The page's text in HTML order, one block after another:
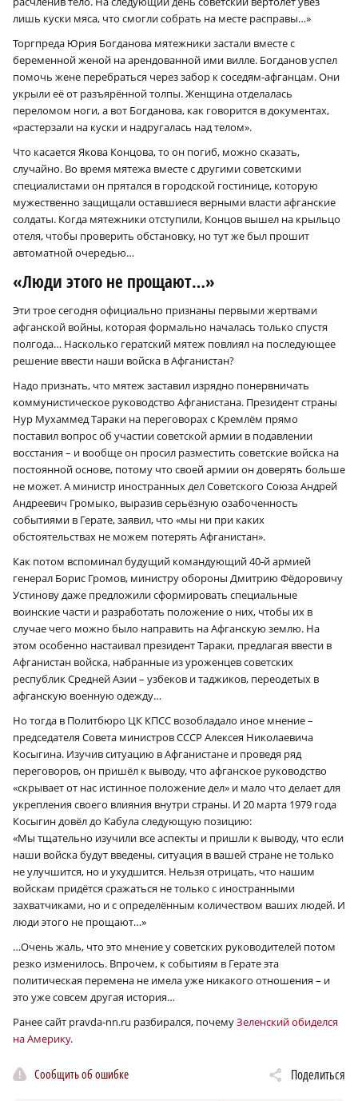
лишь куски мяса, что смогли собрать на месте расправы…»
Торгпреда Юрия Богданова мятежники застали вместе с
беременной женой на арендованной ими вилле. Богданов успел
помочь жене перебраться через забор к соседям-афганцам. Они
укрыли её от разъярённой толпы. Женщина отделалась
переломом ноги, а вот Богданова, как говорится в документах,
«растерзали на куски и надругалась над телом».
Что касается Якова Концова, то он погиб, можно сказать,
случайно. Во время мятежа вместе с другими советскими
специалистами он прятался в городской гостинице, которую
мужественно защищали оставшиеся верными власти афганские
солдаты. Когда мятежники отступили, Концов вышел на крыльцо
отеля, чтобы проверить обстановку, но тут же был прошит
автоматной очередью…
«Люди этого не прощают…»
Эти трое сегодня официально признаны первыми жертвами
афганской войны, которая формально началась только спустя
полгода… Насколько гератский мятеж повлиял на последующее
решение ввести наши войска в Афганистан?
Надо признать, что мятеж заставил изрядно понервничать
коммунистическое руководство Афганистана. Президент страны
Нур Мухаммед Тараки на переговорах с Кремлём прямо
поставил вопрос об участии советской армии в подавлении
восстания – и вообще он просил разместить советские войска на
постоянной основе, потому что своей армии он доверять больше
не может. А министр иностранных дел Советского Союза Андрей
Андреевич Громыко, выразив серьёзную озабоченность
событиями в Герате, заявил, что «мы ни при каких
обстоятельствах не можем потерять Афганистан».
Как потом вспоминал будущий командующий 40‑й армией
генерал Борис Громов, министру обороны Дмитрию Фёдоровичу
Устинову даже предложили сформировать специальные
воинские части и разработать положение о них, чтобы их в
случае чего можно было направить на Афганскую землю. На
этом особенно настаивал президент Тараки, предлагая ввести в
Афганистан войска, набранные из уроженцев советских
республик Средней Азии – узбеков и таджиков, переодетых в
афганскую военную одежду…
Но тогда в Политбюро ЦК КПСС возобладало иное мнение –
председателя Совета министров СССР Алексея Николаевича
Косыгина. Изучив ситуацию в Афганистане и проведя ряд
переговоров, он пришёл к выводу, что афганское руководство
«скрывает от нас истинное положение дел» и мало что делает для
укрепления своего влияния внутри страны. И 20 марта 1979 года
Косыгин довёл до Кабула следующую позицию:
«Мы тщательно изучили все аспекты и пришли к выводу, что если
наши войска будут введены, ситуация в вашей стране не только
не улучшится, но и ухудшится. Нельзя отрицать, что нашим
войскам придётся сражаться не только с иностранными
захватчиками, но и с определённым количеством ваших людей. И
люди этого не прощают…»
…Очень жаль, что это мнение у советских руководителей потом
резко изменилось. Впрочем, к событиям в Герате эта
политическая перемена не имела уже никакого отношения – и
это уже совсем другая история…
Ранее сайт pravda-nn.ru разбирался, почемуЗеленский обиделся
на Америку.
Сообщить об ошибке Поделиться